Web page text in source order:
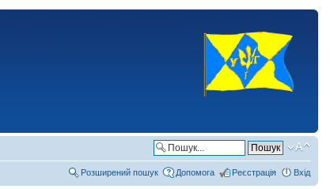
Розширений пошук Допомога Реєстрація Вхід